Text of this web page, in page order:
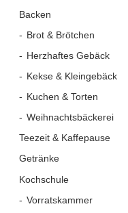
Backen
Brot & Brötchen
Herzhaftes Gebäck
Kekse & Kleingebäck
Kuchen & Torten
Weihnachtsbäckerei
Teezeit & Kaffepause
Getränke
Kochschule
Vorratskammer